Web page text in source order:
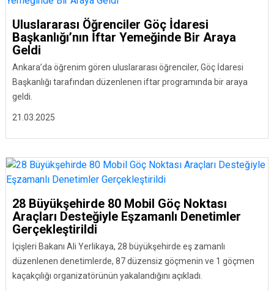
21.03.2025
Uluslararası Öğrenciler Göç İdaresi
Başkanlığı’nın İftar Yemeğinde Bir Araya
Geldi
Ankara’da öğrenim gören uluslararası öğrenciler, Göç İdaresi
Başkanlığı tarafından düzenlenen iftar programında bir araya
geldi.
28 Büyükşehirde 80 Mobil Göç Noktası
Araçları Desteğiyle Eşzamanlı Denetimler
Gerçekleştirildi
İçişleri Bakanı Ali Yerlikaya, 28 büyükşehirde eş zamanlı
düzenlenen denetimlerde, 87 düzensiz göçmenin ve 1 göçmen
kaçakçılığı organizatörünün yakalandığını açıkladı.